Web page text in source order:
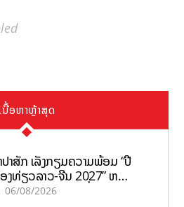
ນື້ອຫາຫຼ້າສຸດ
ປາສັກ ເລັ່ງກຽມຄວາມພ້ອມ “ປີ
ງທ່ຽວລາວ-ຈີນ 2027” ຫວັງ
ຕຸ້ນເສດຖະກິດທ້ອງຖິ່ນ
06/08/2026